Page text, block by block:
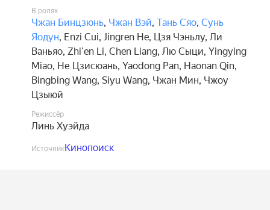
В ролях
Чжан Бинцзюнь, Чжан Вэй, Тань Сяо, Сунь
Яодун, Enzi Cui, Jingren He, Цзя Чэньлу, Ли
Ваньяо, Zhi'en Li, Chen Liang, Лю Сыци, Yingying
Miao, Не Цзисюань, Yaodong Pan, Haonan Qin,
Bingbing Wang, Siyu Wang, Чжан Мин, Чжоу
Цзыюй
Режиссёр
Линь Хуэйда
ИсточникКинопоиск